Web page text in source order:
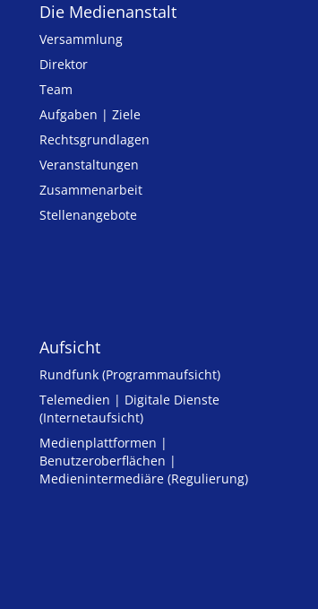
Die Medienanstalt
Versammlung
Direktor
Team
Aufgaben | Ziele
Rechtsgrundlagen
Veranstaltungen
Zusammenarbeit
Stellenangebote
Aufsicht
Rundfunk (Programmaufsicht)
Telemedien | Digitale Dienste
(Internetaufsicht)
Medienplattformen |
Benutzeroberflächen |
Medienintermediäre (Regulierung)